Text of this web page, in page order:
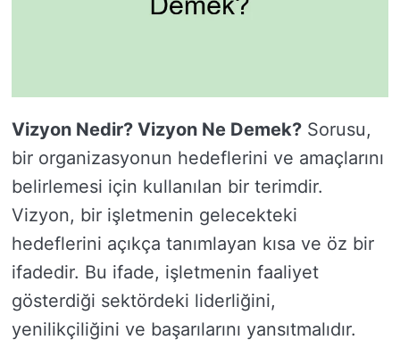
Vizyon Nedir? Vizyon Ne Demek? Sorusu,
bir organizasyonun hedeflerini ve amaçlarını
belirlemesi için kullanılan bir terimdir.
Vizyon, bir işletmenin gelecekteki
hedeflerini açıkça tanımlayan kısa ve öz bir
ifadedir. Bu ifade, işletmenin faaliyet
gösterdiği sektördeki liderliğini,
yenilikçiliğini ve başarılarını yansıtmalıdır.